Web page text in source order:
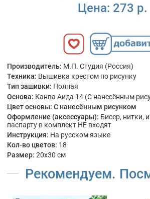
Цена: 273 р.
Производитель: М.П. Студия (Россия)
Техника: Вышивка крестом по рисунку
Тип зашивки: Полная
Основа: Канва Аида 14 (С нанесённым
Цвет основы: С нанесённым рисунком
Оформление (аксессуары): Бисер, нитки,
паспарту в комплект НЕ входят
Инструкция: На русском языке
Кол-во цветов: 18
Размер: 20x30 см
Рекомендуем.